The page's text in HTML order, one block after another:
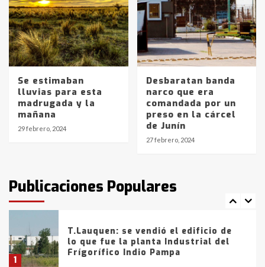
Se estimaban
lluvias para esta
madrugada y la
mañana
29 febrero, 2024
Desbaratan banda
narco que era
comandada por un
preso en la cárcel
de Junín
27 febrero, 2024
Publicaciones Populares
5
Los precios de los combustibles en
La Pampa, desde YPF hasta Axion
entre 857 a 1338 pesos
6
La Bolsa de Cereales de Bahía
Blanca anticipa que Agosto vendrá
con lluvias y heladas, en gran parte
fueron detenidos por
comercialización de drogas en la
tarde del sábado
1
T.Lauquen: se vendió el edificio de
lo que fue la planta Industrial del
Frígorífico Indio Pampa